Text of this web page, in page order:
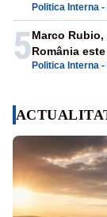
Politica Interna -
5Politica Interna -
Marco
România